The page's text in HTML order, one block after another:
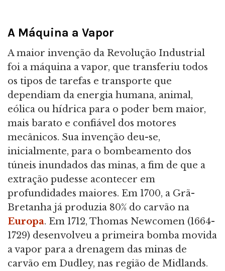
A Máquina a Vapor
A maior invenção da Revolução Industrial
foi a máquina a vapor, que transferiu todos
os tipos de tarefas e transporte que
dependiam da energia humana, animal,
eólica ou hídrica para o poder bem maior,
mais barato e confiável dos motores
mecânicos. Sua invenção deu-se,
inicialmente, para o bombeamento dos
túneis inundados das minas, a fim de que a
extração pudesse acontecer em
profundidades maiores. Em 1700, a Grã-
Bretanha já produzia 80% do carvão na
Europa. Em 1712, Thomas Newcomen (1664-
1729) desenvolveu a primeira bomba movida
a vapor para a drenagem das minas de
carvão em Dudley, nas região de Midlands.